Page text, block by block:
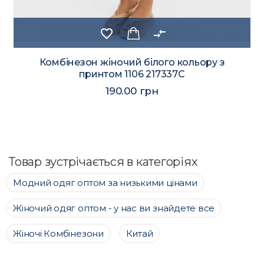
favorite_border compare_arrows
Комбінезон жіночий білого кольору з
принтом 1106 217337C
190.00 грн
Товар зустрічається в категоріях
Модний одяг оптом за низькими цінами
Жіночий одяг оптом - у нас ви знайдете все
Жіночі Комбінезони Китай